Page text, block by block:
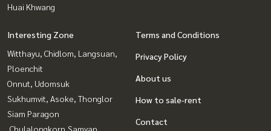
Huai Khwang
Interesting Zone
Witthayu, Chidlom, Langsuan,
Ploenchit
Onnut, Udomsuk
Sukhumvit, Asoke, Thonglor
Siam Paragon
,Chulalongkorn,Samyan
Terms and Conditions
Privacy Policy
About us
How to sale-rent
Contact